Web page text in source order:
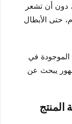
دون أن تشعر
حتى الأبطال
الموجودة في
يبحث عن
المنتج